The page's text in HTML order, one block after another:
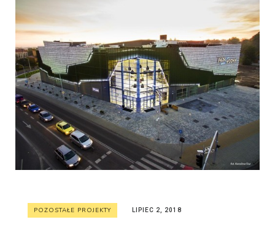
POZOSTAŁE PROJEKTY LIPIEC 2, 2018